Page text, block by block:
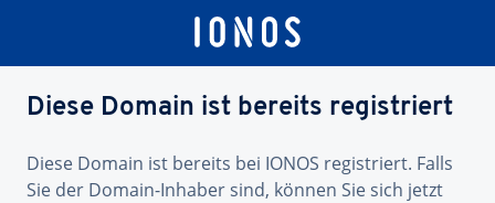
Diese Domain ist bereits registriert
Diese Domain ist bereits bei IONOS registriert. Falls
Sie der Domain-Inhaber sind, können Sie sich jetzt